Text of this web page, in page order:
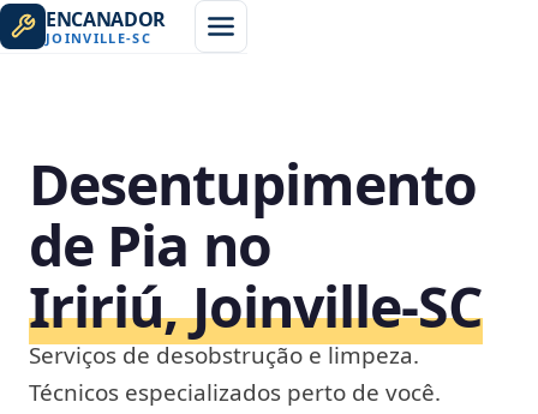
ENCANADOR
JOINVILLE-SC
Desentupimento
de Pia no
Iririú, Joinville‑SC
Serviços de desobstrução e limpeza.
Técnicos especializados perto de você.